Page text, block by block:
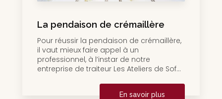
La pendaison de crémaillère
Pour réussir la pendaison de crémaillère,
il vaut mieux faire appel à un
professionnel, à l’instar de notre
entreprise de traiteur Les Ateliers de Sof...
En savoir plus